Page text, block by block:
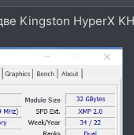
Kingston HyperX